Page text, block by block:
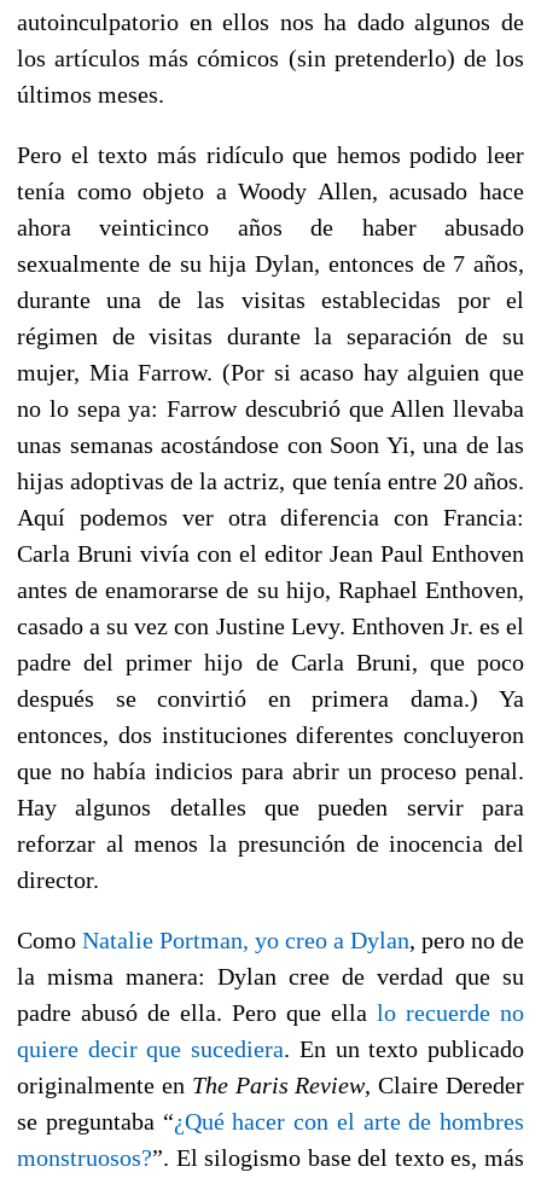
autoinculpatorio en ellos nos ha dado algunos de
los artículos más cómicos (sin pretenderlo) de los
últimos meses.
Pero el texto más ridículo que hemos podido leer
tenía como objeto a Woody Allen, acusado hace
ahora veinticinco años de haber abusado
sexualmente de su hija Dylan, entonces de 7 años,
durante una de las visitas establecidas por el
régimen de visitas durante la separación de su
mujer, Mia Farrow. (Por si acaso hay alguien que
no lo sepa ya: Farrow descubrió que Allen llevaba
unas semanas acostándose con Soon Yi, una de las
hijas adoptivas de la actriz, que tenía entre 20 años.
Aquí podemos ver otra diferencia con Francia:
Carla Bruni vivía con el editor Jean Paul Enthoven
antes de enamorarse de su hijo, Raphael Enthoven,
casado a su vez con Justine Levy. Enthoven Jr. es el
padre del primer hijo de Carla Bruni, que poco
después se convirtió en primera dama.) Ya
entonces, dos instituciones diferentes concluyeron
que no había indicios para abrir un proceso penal.
Hay algunos detalles que pueden servir para
reforzar al menos la presunción de inocencia del
director.
Como Natalie Portman, yo creo a Dylan, pero no de
la misma manera: Dylan cree de verdad que su
padre abusó de ella. Pero que ella lo recuerde no
quiere decir que sucediera. En un texto publicado
originalmente en The Paris Review, Claire Dereder
se preguntaba “¿Qué hacer con el arte de hombres
monstruosos?”. El silogismo base del texto es, más